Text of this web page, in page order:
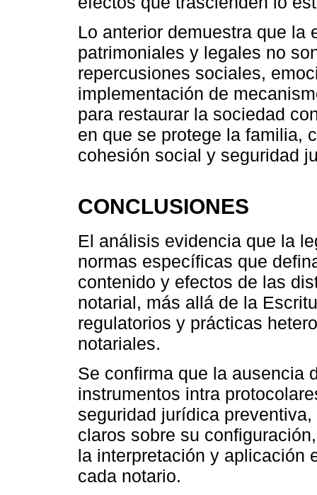
Lo anterior demuestra que la
patrimoniales y legales no
repercusiones sociales,
implementación de
para restaurar la sociedad
en que se protege la familia,
cohesión social y seguridad
CONCLUSIONES
El análisis evidencia que la
normas específicas que
contenido y efectos de las
notarial, más allá de la
regulatorios y prácticas
notariales.
Se confirma que la ausencia
instrumentos intra
seguridad jurídica
claros sobre su
la interpretación y aplicación
cada notario.